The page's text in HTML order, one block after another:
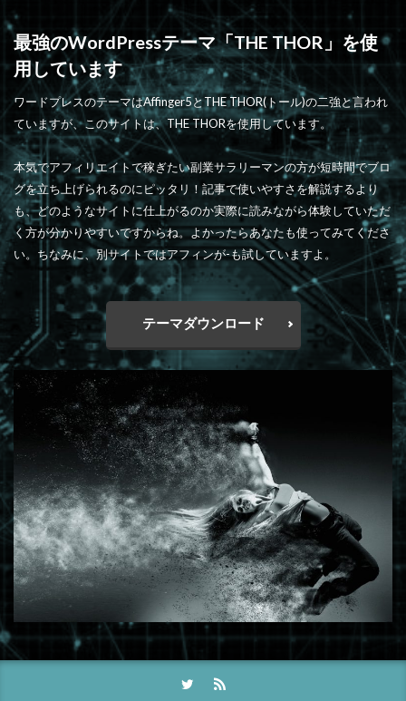
最強のWordPressテーマ「THE THOR」を使
用しています
ワードプレスのテーマはAffinger5とTHE THOR(トール)の二強と言われ
ていますが、このサイトは、THE THORを使用しています。
本気でアフィリエイトで稼ぎたい副業サラリーマンの方が短時間でブロ
グを立ち上げられるのにピッタリ！記事で使いやすさを解説するより
も、どのようなサイトに仕上がるのか実際に読みながら体験していただ
く方が分かりやすいですからね。よかったらあなたも使ってみてくださ
い。ちなみに、別サイトではアフィンが-も試していますよ。
テーマダウンロード